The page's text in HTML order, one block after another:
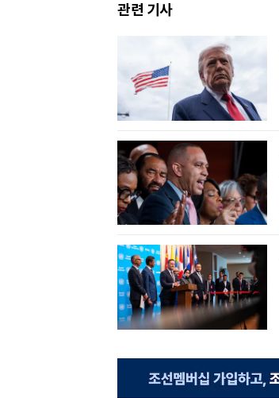
관련 기사